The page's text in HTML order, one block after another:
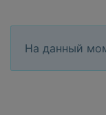
На данный